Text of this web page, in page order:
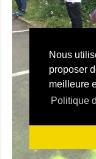
Nous
proposer
meilleure
Politique